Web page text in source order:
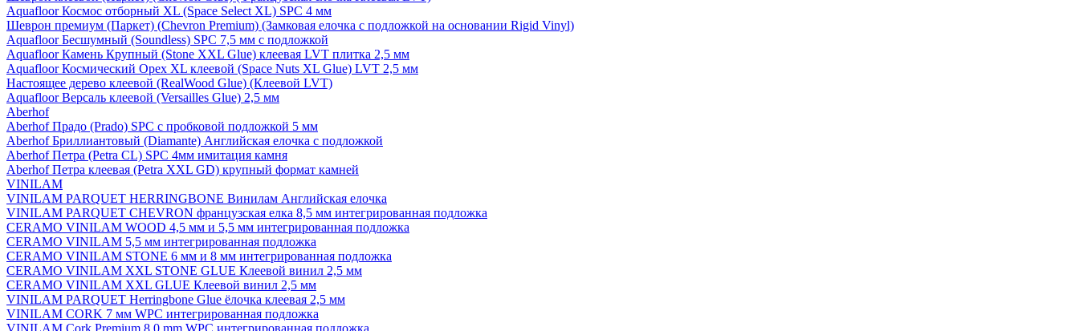
Aquafloor Космос отборный XL (Space Select XL) SPC 4 мм
Шеврон премиум (Паркет) (Chevron Premium) (Замковая елочка с подложкой на основании Rigid Vinyl)
Aquafloor Бесшумный (Soundless) SPC 7,5 мм с подложкой
Aquafloor Камень Крупный (Stone XXL Glue) клеевая LVT плитка 2,5 мм
Aquafloor Космический Орех XL клеевой (Space Nuts XL Glue) LVT 2,5 мм
Настоящее дерево клеевой (RealWood Glue) (Клеевой LVT)
Aquafloor Версаль клеевой (Versailles Glue) 2,5 мм
Aberhof
Aberhof Прадо (Prado) SPC с пробковой подложкой 5 мм
Aberhof Бриллиантовый (Diamante) Английская елочка с подложкой
Aberhof Петра (Petra CL) SPC 4мм имитация камня
Aberhof Петра клеевая (Petra XXL GD) крупный формат камней
VINILAM
VINILAM PARQUET HERRINGBONE Винилам Английская елочка
VINILAM PARQUET CHEVRON французская елка 8,5 мм интегрированная подложка
CERAMO VINILAM WOOD 4,5 мм и 5,5 мм интегрированная подложка
CERAMO VINILAM 5,5 мм интегрированная подложка
CERAMO VINILAM STONE 6 мм и 8 мм интегрированная подложка
CERAMO VINILAM XXL STONE GLUE Клеевой винил 2,5 мм
CERAMO VINILAM XXL GLUE Клеевой винил 2,5 мм
VINILAM PARQUET Herringbone Glue ёлочка клеевая 2,5 мм
VINILAM CORK 7 мм WPC интегрированная подложка
VINILAM Cork Premium 8,0 mm WPC интегрированная подложка